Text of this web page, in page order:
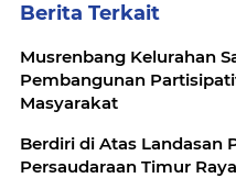
Berita Terkait
Musrenbang Kelurahan
Pembangunan
Masyarakat
Berdiri di Atas Landasan
Persaudaraan Timur